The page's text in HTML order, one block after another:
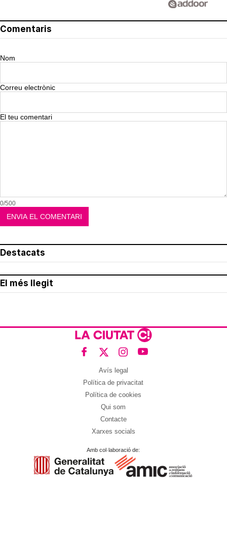
Comentaris
Nom
Correu electrònic
El teu comentari
0/500
Destacats
El més llegit
Avís legal
Política de privacitat
Política de cookies
Qui som
Contacte
Xarxes socials
Amb col·laboració de: